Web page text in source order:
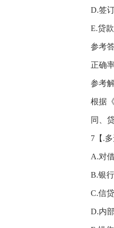
D.签
E.贷
参考
正确
参考
根据
同、
7【.
A.对
B.银
C.信
D.内